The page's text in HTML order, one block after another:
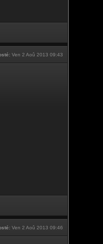
Ven 2 Aoû 2013 09:43
Ven 2 Aoû 2013 09:46